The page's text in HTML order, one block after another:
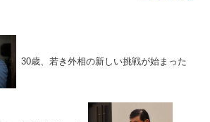
30歳、若き外相の新しい挑戦が始まった